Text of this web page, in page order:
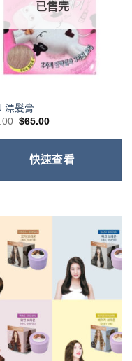
已售完
漂髮膏
原
價
$75.00。
$65.00目
價
$65.00。
快速查看